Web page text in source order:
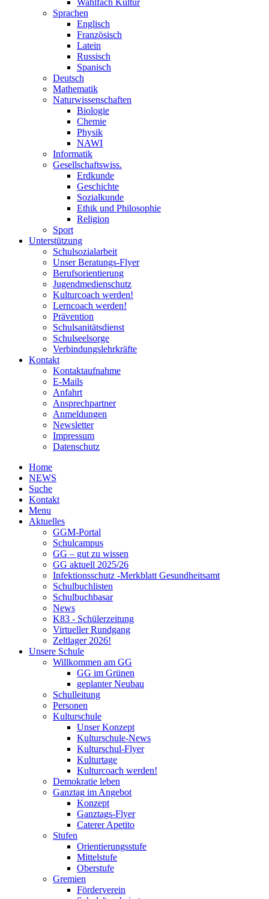
Sprachen
Englisch
Französisch
Latein
Russisch
Spanisch
Deutsch
Mathematik
Naturwissenschaften
Biologie
Chemie
Physik
NAWI
Informatik
Gesellschaftswiss.
Erdkunde
Geschichte
Sozialkunde
Ethik und Philosophie
Religion
Sport
Unterstützung
Schulsozialarbeit
Unser Beratungs-Flyer
Berufsorientierung
Jugendmedienschutz
Kulturcoach werden!
Lerncoach werden!
Prävention
Schulsanitätsdienst
Schulseelsorge
Verbindungslehrkräfte
Kontakt
Kontaktaufnahme
E-Mails
Anfahrt
Ansprechpartner
Anmeldungen
Newsletter
Impressum
Datenschutz
Home
NEWS
Suche
Kontakt
Menu
Aktuelles
GGM-Portal
Schulcampus
GG – gut zu wissen
GG aktuell 2025/26
Infektionsschutz -Merkblatt Gesundheitsamt
Schulbuchlisten
Schulbuchbasar
News
K83 - Schülerzeitung
Virtueller Rundgang
Zeltlager 2026!
Unsere Schule
Willkommen am GG
GG im Grünen
geplanter Neubau
Schulleitung
Personen
Kulturschule
Unser Konzept
Kulturschule-News
Kulturschul-Flyer
Kulturtage
Kulturcoach werden!
Demokratie leben
Ganztag im Angebot
Konzept
Ganztags-Flyer
Caterer Apetito
Stufen
Orientierungsstufe
Mittelstufe
Oberstufe
Gremien
Förderverein